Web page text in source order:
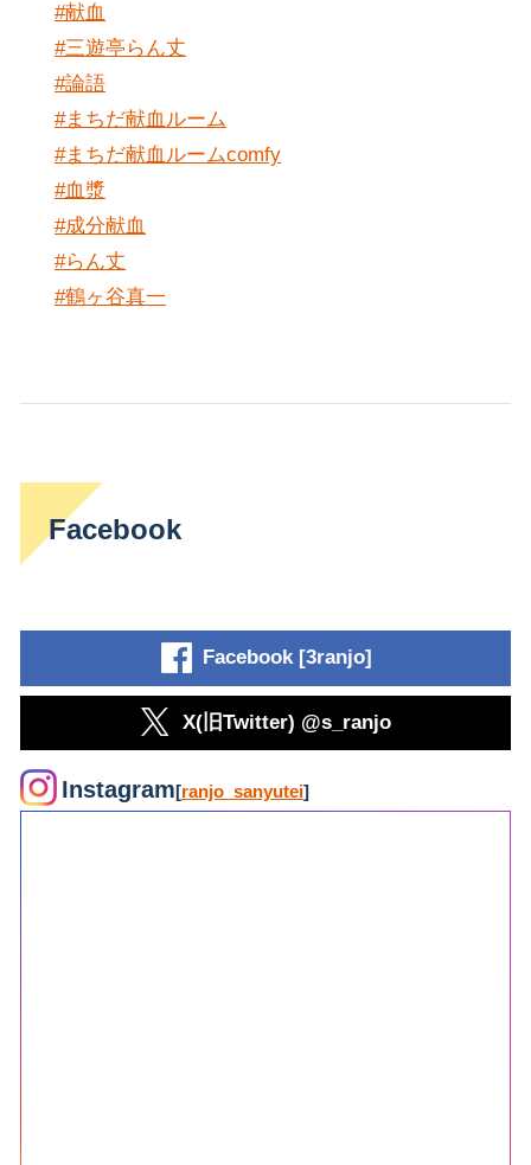
#献血
#三遊亭らん丈
#論語
#まちだ献血ルーム
#まちだ献血ルームcomfy
#血漿
#成分献血
#らん丈
#鶴ヶ谷真一
Facebook
Facebook [3ranjo]
X(旧Twitter) @s_ranjo
Instagram[ranjo_sanyutei]